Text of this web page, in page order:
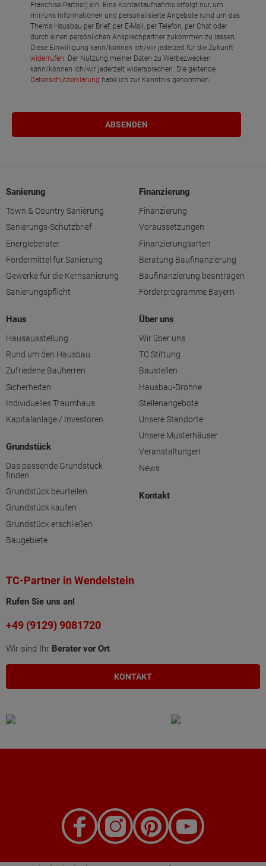
Franchise-Partner) ein. Eine Kontaktaufnahme erfolgt nur, um
mir/uns Informationen und personalisierte Angebote rund um das
Thema Hausbau per Brief, per E-Mail, per Telefon, per Chat oder
durch einen persönlichen Ansprechpartner zukommen zu lassen.
Diese Einwilligung kann/können ich/wir jederzeit für die Zukunft
widerrufen. Der Nutzung meiner Daten zu Werbezwecken
kann/können ich/wir jederzeit widersprechen. Die geltende
Datenschutzerklärung habe ich zur Kenntnis genommen.
Sanierung
Town & Country Sanierung
Sanierungs-Schutzbrief
Energieberater
Fördermittel für Sanierung
Gewerke für die Kernsanierung
Sanierungspflicht
Haus
Hausausstellung
Rund um den Hausbau
Zufriedene Bauherren
Sicherheiten
Individuelles Traumhaus
Kapitalanlage / Investoren
Grundstück
Das passende Grundstück
finden
Grundstück beurteilen
Grundstück kaufen
Grundstück erschließen
Baugebiete
Finanzierung
Finanzierung
Voraussetzungen
Finanzierungsarten
Beratung Baufinanzierung
Baufinanzierung beantragen
Förderprogramme Bayern
Über uns
Wir über uns
TC Stiftung
Baustellen
Hausbau-Drohne
Stellenangebote
Unsere Standorte
Unsere Musterhäuser
Veranstaltungen
News
Kontakt
TC-Partner in Wendelstein
Rufen Sie uns an!
+49 (9129) 9081720
Wir sind Ihr Berater vor Ort
KONTAKT